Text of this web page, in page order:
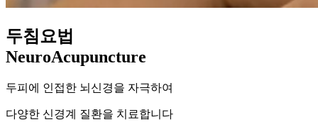
두침요법
NeuroAcupuncture
두피에 인접한 뇌신경을 자극하여
다양한 신경계 질환을 치료합니다